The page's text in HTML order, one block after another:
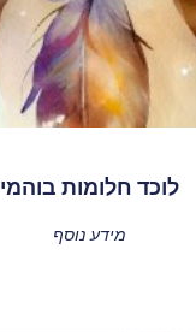
לוכד חלומות בוהמי
מידע נוסף